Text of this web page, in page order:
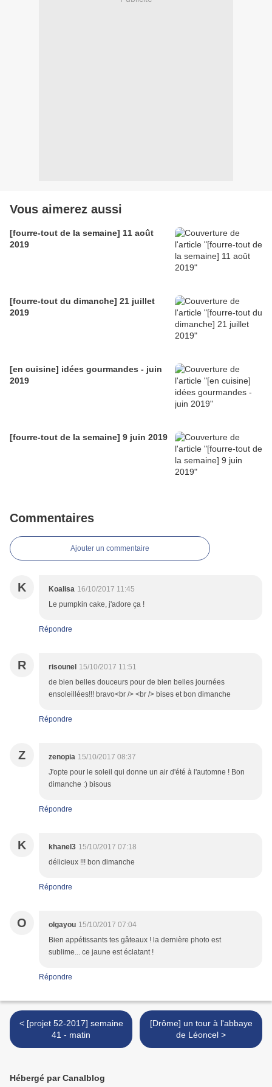
Vous aimerez aussi
[fourre-tout de la semaine] 11 août
2019
[fourre-tout du dimanche] 21 juillet
2019
[en cuisine] idées gourmandes - juin
2019
[fourre-tout de la semaine] 9 juin 2019
Commentaires
Ajouter un commentaire
K Koalisa 16/10/2017 11:45
Le pumpkin cake, j'adore ça !
Répondre
R risounel 15/10/2017 11:51
de bien belles douceurs pour de bien belles journées
ensoleillées!!! bravo<br /> <br /> bises et bon dimanche
Répondre
Z zenopia 15/10/2017 08:37
J'opte pour le soleil qui donne un air d'été à l'automne ! Bon
dimanche :) bisous
Répondre
K khanel3 15/10/2017 07:18
délicieux !!! bon dimanche
Répondre
O olgayou 15/10/2017 07:04
Bien appétissants tes gâteaux ! la dernière photo est
sublime... ce jaune est éclatant !
Répondre
< [projet 52-2017] semaine
41 - matin
[Drôme] un tour à l'abbaye
de Léoncel >
Hébergé par Canalblog